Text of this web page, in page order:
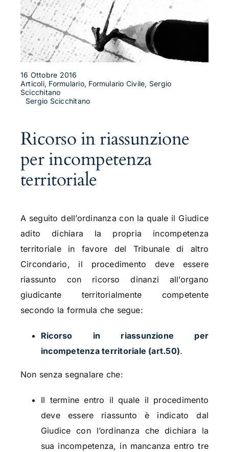
16 Ottobre 2016
Articoli, Formulario, Formulario Civile, Sergio
Scicchitano
Sergio Scicchitano
Ricorso in riassunzione
per incompetenza
territoriale
A seguito dell’ordinanza con la quale il Giudice
adito dichiara la propria incompetenza
territoriale in favore del Tribunale di altro
Circondario, il procedimento deve essere
riassunto con ricorso dinanzi all’organo
giudicante territorialmente competente
secondo la formula che segue:
Ricorso in riassunzione per
incompetenza territoriale (art.50).
Non senza segnalare che:
Il termine entro il quale il procedimento
deve essere riassunto è indicato dal
Giudice con l’ordinanza che dichiara la
sua incompetenza, in mancanza entro tre